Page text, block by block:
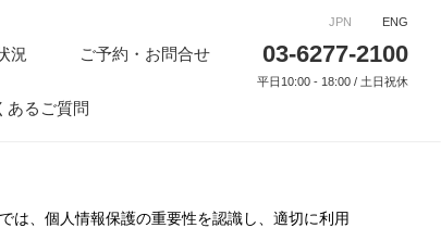
JPN ENG
03-6277-2100
平日10:00 - 18:00 / 土日祝休
ご予約・お問合せ
況
あるご質問
は、個人情報保護の重要性を認識し、適切に利用